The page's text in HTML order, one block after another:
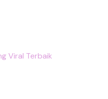
Viral Terbaik